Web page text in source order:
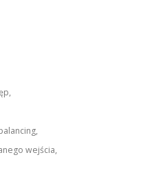
wejścia,